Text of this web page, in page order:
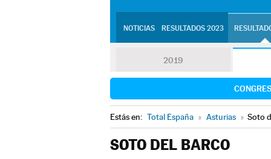
NOTICIAS RESULTADOS 2023
2019
Estás en: Total España » Asturias » Soto
SOTO DEL BARCO